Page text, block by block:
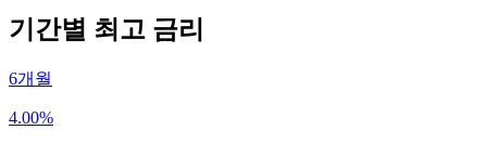
기간별 최고 금리
6개월
4.00%